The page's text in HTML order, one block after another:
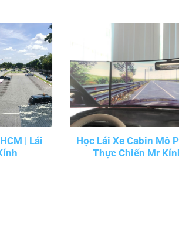
| Lái
Học Lái Xe Cabin Mô
Thực Chiến Mr